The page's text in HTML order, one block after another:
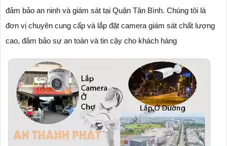
đảm bảo an ninh và giám sát tại Quận Tân Bình. Chúng tôi là
đơn vị chuyên cung cấp và lắp đặt camera giám sát chất lượng
cao, đảm bảo sự an toàn và tin cậy cho khách hàng